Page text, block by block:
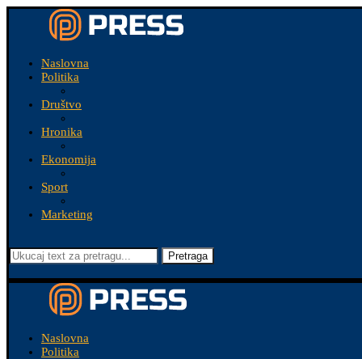
Naslovna
Politika
Društvo
Hronika
Ekonomija
Sport
Marketing
Pretraga
Naslovna
Politika